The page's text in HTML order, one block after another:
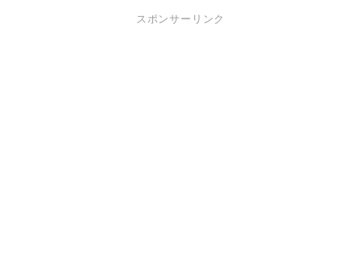
スポンサーリンク